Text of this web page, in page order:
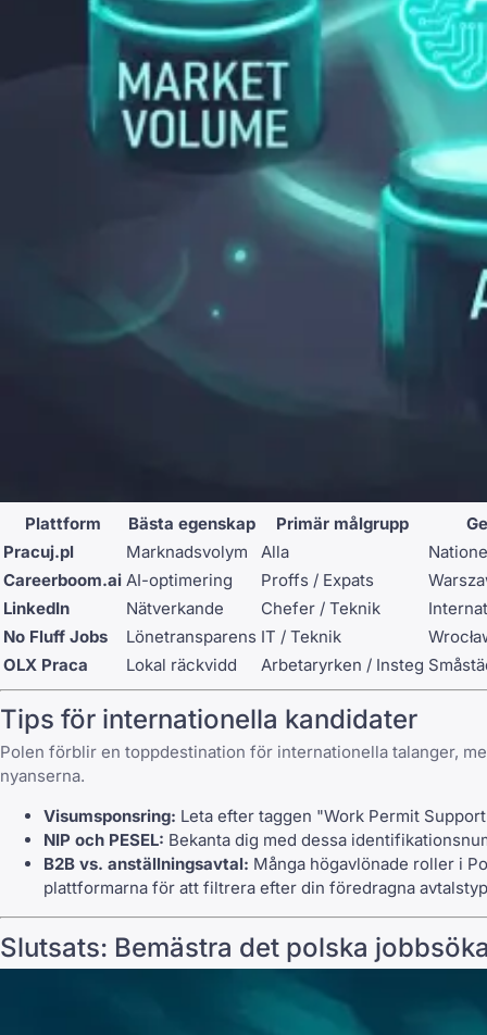
Plattform Bästa egenskap Primär målgrupp
Pracuj.pl
Marknadsvolym Alla
Careerboom.ai AI-optimering Proffs / Expats
LinkedIn
Nätverkande Chefer / Teknik
No Fluff Jobs
Lönetransparens IT / Teknik
OLX Praca
Lokal räckvidd Arbetaryrken / Insteg
Tips för internationella kandidater
Polen förblir en toppdestination för internationella talanger,
nyanserna.
Visumsponsring: Leta efter taggen "Work Permit
NIP och PESEL: Bekanta dig med dessa
B2B vs. anställningsavtal: Många högavlönade roller i
plattformarna för att filtrera efter din föredragna
Slutsats: Bemästra det polska